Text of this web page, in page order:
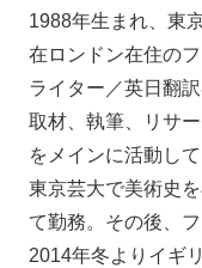
1988年生まれ、東
在ロンドン在住の
ライター／英日翻訳
取材、執筆、リサ
をメインに活動して
東京芸大で美術史
て勤務。その後、フ
2014年冬よりイギ